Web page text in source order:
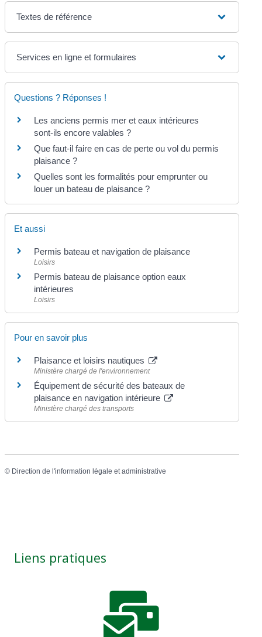
Textes de référence
Services en ligne et formulaires
Questions ? Réponses !
Les anciens permis mer et eaux intérieures
sont-ils encore valables ?
Que faut-il faire en cas de perte ou vol du permis
plaisance ?
Quelles sont les formalités pour emprunter ou
louer un bateau de plaisance ?
Et aussi
Permis bateau et navigation de plaisance
Loisirs
Permis bateau de plaisance option eaux
intérieures
Loisirs
Pour en savoir plus
Plaisance et loisirs nautiques
Ministère chargé de l'environnement
Équipement de sécurité des bateaux de
plaisance en navigation intérieure
Ministère chargé des transports
© Direction de l'information légale et administrative
Liens pratiques